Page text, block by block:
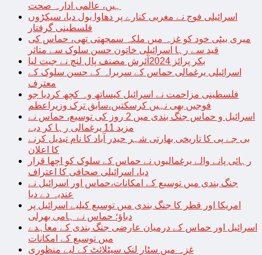
ہیں، عالمی ادارہ صحت
اسرائیلی فوج نے مغربی کنارے پر دھاوا بول دیا، سیکڑوں
فلسطینی گرفتار
میری بیٹی خود کو غزہ میں ملکہ سمجھتی تھی، حماس کی
قید سے رہا اسرائیلی خاتون حسن سلوک سے متاثر
بکر پرائز 2024آئرش مصنف پال لنچ نے جیت لیا
اسرائیلی یرغمالی حماس کے سربراہ کے حسن سلوک کے
معترف
فلسطینی مزاحمت نے اسرائیل کیساتھ وہ کچھ کردیا جو
فوجیں بھی نہیں کرسکتیں،سابق ترک وزیراعظم
اسرائیل و حماس جنگ بندی میں 2 روز کی توسیع، حماس نے
مزید 11 یرغمالی رہا کر دیے
بی جے پی کا تاریخی بھارتی شہر حیدر آباد کا نام تبدیل کرنے
کا اعلان
رہائی پانے والے یرغمالیوں نے حماس کے سلوک کو اچھا قرار
دیا، اسرائیلی صحافی کا اعتراف
جنگ بندی میں توسیع کے امکانات،حماس اور اسرائیل نے
عندیہ دے دیا
امریکا اور قطر کا جنگ بندی میں توسیع کیلیے اسرائیل پر
دباؤ؛ حماس نے ہامی بھرلی
اسرائیل اور حماس کے درمیان عارضی جنگ بندی کے معاہدے
میں توسیع کے امکانات
غزہ میں سٹار لنک سیٹلائٹ کے لیے منظوری